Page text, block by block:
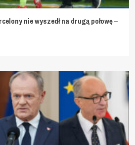
nie wyszedł na drugą połowę –